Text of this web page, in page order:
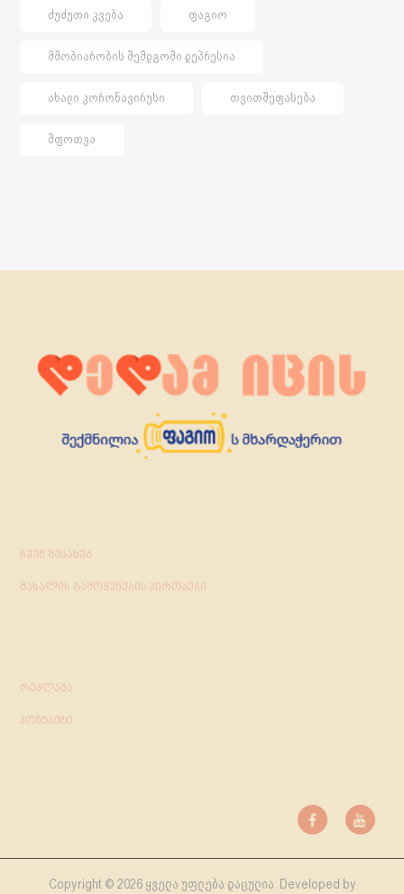
ᲫᲣᲫᲣᲗᲘ ᲙᲕᲔᲑᲐ ᲤᲐᲒᲘᲝ
ᲛᲨᲝᲑᲘᲐᲠᲝᲑᲘᲡ ᲨᲔᲛᲓᲒᲝᲛᲘ ᲓᲔᲞᲠᲔᲡᲘᲐ
ᲐᲮᲐᲚᲘ ᲙᲝᲠᲝᲜᲐᲕᲘᲠᲣᲡᲘ ᲗᲕᲘᲗᲨᲔᲤᲐᲡᲔᲑᲐ
ᲨᲤᲝᲗᲕᲐ
ჩვენ შესახებ
მასალის გამოყენების პირობები
რეკლამა
კონტაქტი
Copyright © 2026 ყველა უფლება დაცულია. Developed by